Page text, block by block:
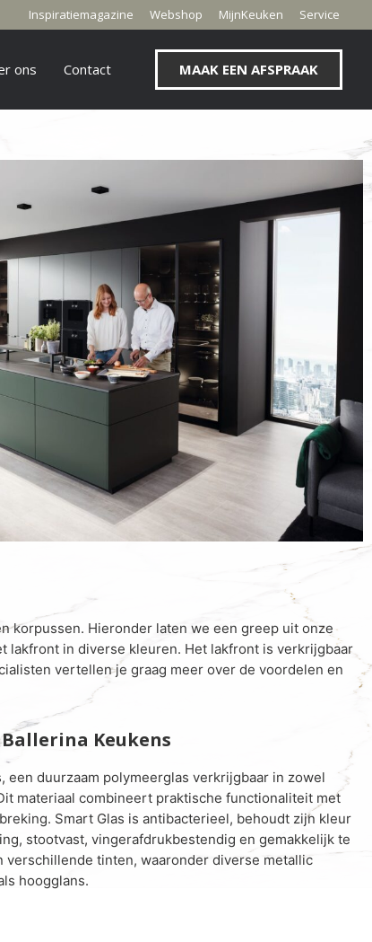
Inspiratiemagazine Webshop MijnKeuken Service
ons Contact MAAK EEN AFSPRAAK
korpussen. Hieronder laten we een greep uit onze
lakfront in diverse kleuren. Het lakfront is verkrijgbaar
vertellen je graag meer over de voordelen en
Keukens
een duurzaam polymeerglas verkrijgbaar in zowel
materiaal combineert praktische functionaliteit met
Smart Glas is antibacterieel, behoudt zijn kleur
stootvast, vingerafdrukbestendig en gemakkelijk te
verschillende tinten, waaronder diverse metallic
hoogglans.